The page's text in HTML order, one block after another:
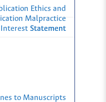
Ethics and
Malpractice
Statement
Statement
to Manuscripts